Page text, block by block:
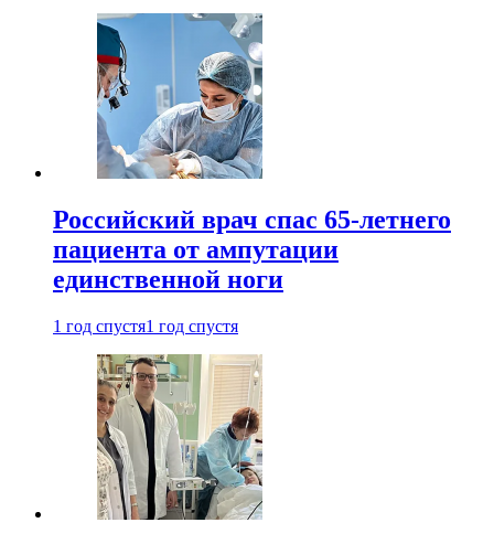
Российский врач спас 65-летнего
пациента от ампутации
единственной ноги
1 год спустя1 год спустя